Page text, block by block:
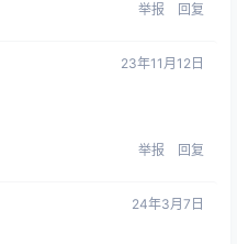
举报 回复
23年11月12日
举报 回复
24年3月7日